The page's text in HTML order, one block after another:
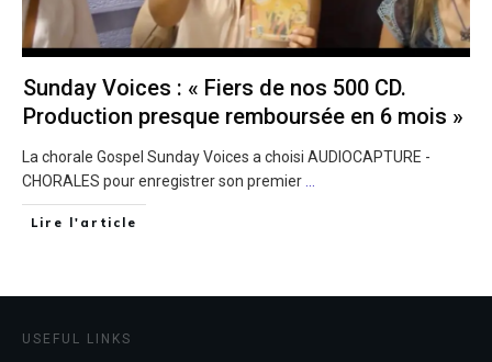
Sunday Voices : « Fiers de nos 500 CD.
Production presque remboursée en 6 mois »
La chorale Gospel Sunday Voices a choisi AUDIOCAPTURE -
CHORALES pour enregistrer son premier
Lire l'article
USEFUL LINKS